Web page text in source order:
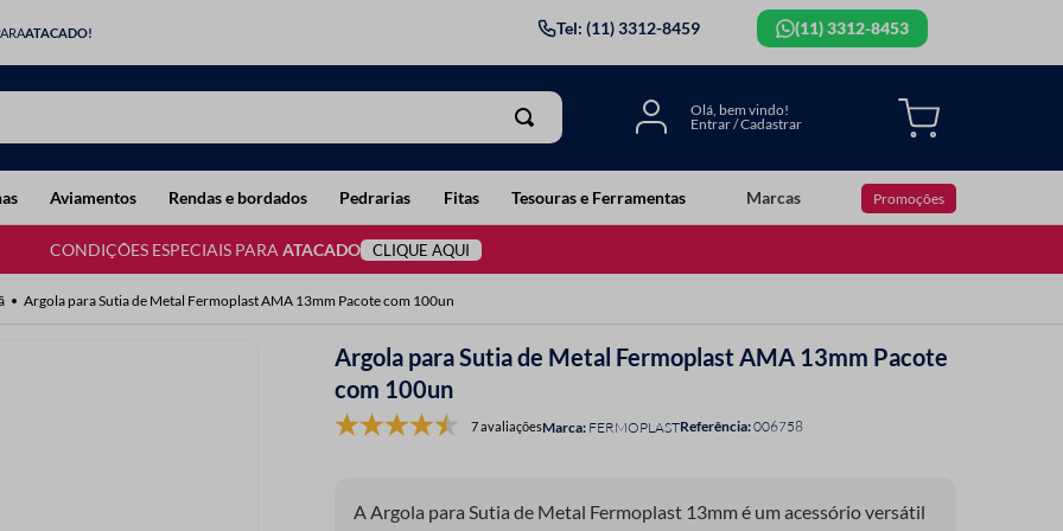
ATACADO! Tel: (11) 3312-8459 (11) 3312-8453
Aviamentos Rendas e bordados Pedrarias Fitas Tesouras e Ferramentas Marcas Promoções
CONDIÇÕES ESPECIAIS PARA ATACADO CLIQUE AQUI
Argola para Sutia de Metal Fermoplast AMA 13mm Pacote com 100un
Argola para Sutia de Metal Fermoplast AMA 13mm Pacote
com 100un
7 avaliações FERMOPLASTReferência:006758
A Argola para Sutia de Metal Fermoplast 13mm é um acessório versátil